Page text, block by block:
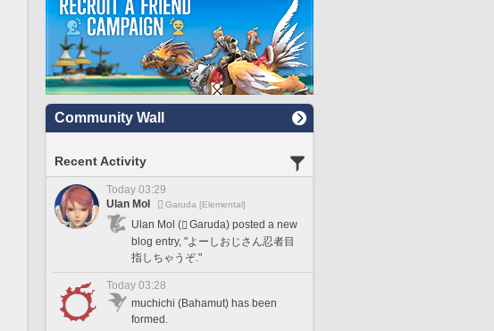
Community Wall
Recent Activity
Today 03:29
Ulan Mol
Garuda [Elemental]
Ulan Mol (
Garuda) posted a new
blog entry, "よーしおじさん忍者目
指しちゃうぞ."
Today 03:28
muchichi (Bahamut) has been
formed.